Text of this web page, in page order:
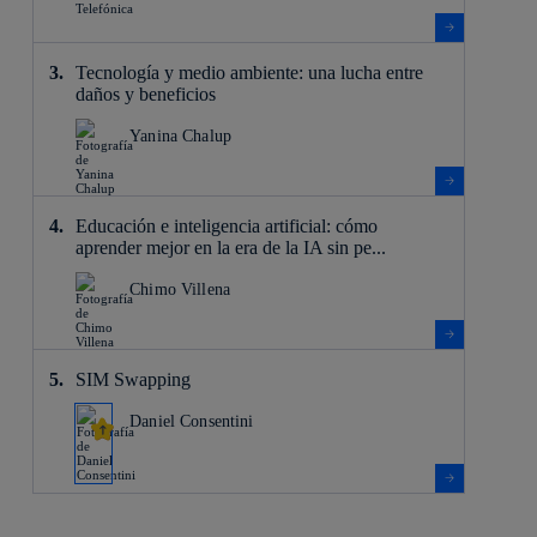
Tecnología y medio ambiente: una lucha entre
daños y beneficios
Yanina Chalup
Educación e inteligencia artificial: cómo
aprender mejor en la era de la IA sin pe...
Chimo Villena
SIM Swapping
Daniel Consentini